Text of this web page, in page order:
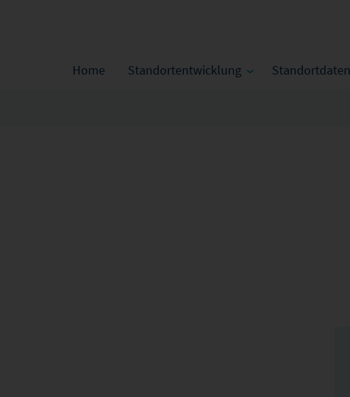
Home Standortentwicklung Standortdaten